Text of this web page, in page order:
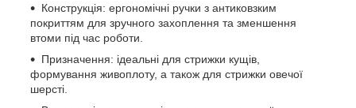
Конструкція: ергономічні ручки з антиковзким
покриттям для зручного захоплення та зменшення
втоми під час роботи.
Призначення: ідеальні для стрижки кущів,
формування живоплоту, а також для стрижки овечої
шерсті.